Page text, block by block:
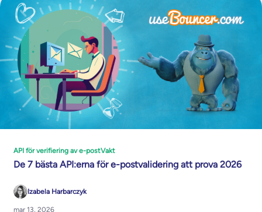
API för verifiering av e-postVakt
De 7 bästa API:erna för e-postvalidering att prova 2026
Izabela Harbarczyk
mar 13, 2026